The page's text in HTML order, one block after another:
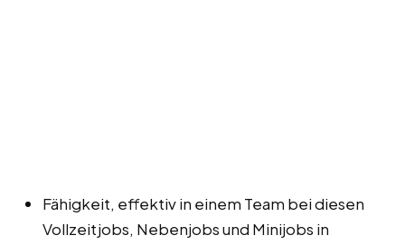
Fähigkeit, effektiv in einem Team bei diesen
Vollzeitjobs, Nebenjobs und Minijobs in